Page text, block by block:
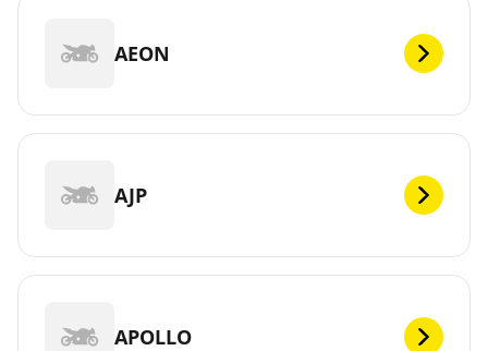
AEON
AJP
APOLLO